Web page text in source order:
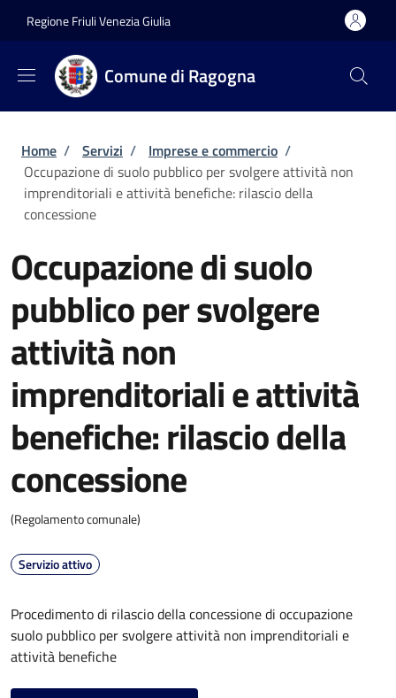
Regione Friuli Venezia Giulia
Comune di Ragogna
Briciole di pane
Home / Servizi / Imprese e commercio /
Occupazione di suolo pubblico per svolgere attività non
imprenditoriali e attività benefiche: rilascio della
concessione
Occupazione di suolo
pubblico per svolgere
attività non
imprenditoriali e attività
benefiche: rilascio della
concessione
(Regolamento comunale)
Servizio attivo
Procedimento di rilascio della concessione di occupazione
suolo pubblico per svolgere attività non imprenditoriali e
attività benefiche